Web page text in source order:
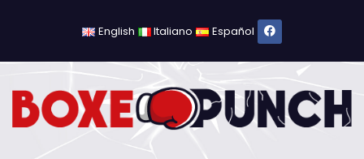
English Italiano Español